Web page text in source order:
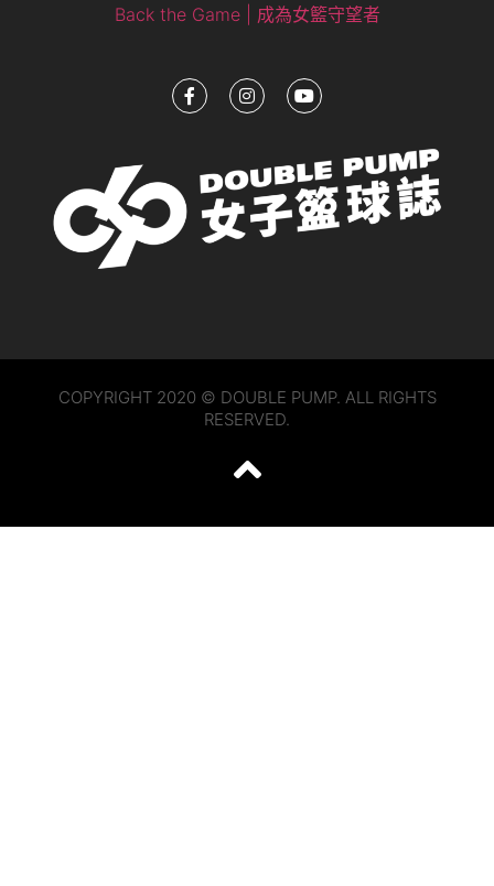
Back the Game | 成為女籃守望者
COPYRIGHT 2020 © DOUBLE PUMP. ALL RIGHTS
RESERVED.